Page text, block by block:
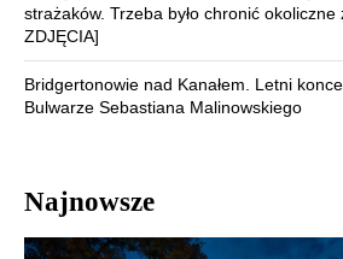
strażaków. Trzeba było chronić okoliczne
ZDJĘCIA]
Bridgertonowie nad Kanałem. Letni
Bulwarze Sebastiana Malinowskiego
Najnowsze